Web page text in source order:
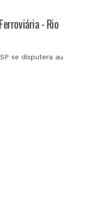
- Rio
se disputera au